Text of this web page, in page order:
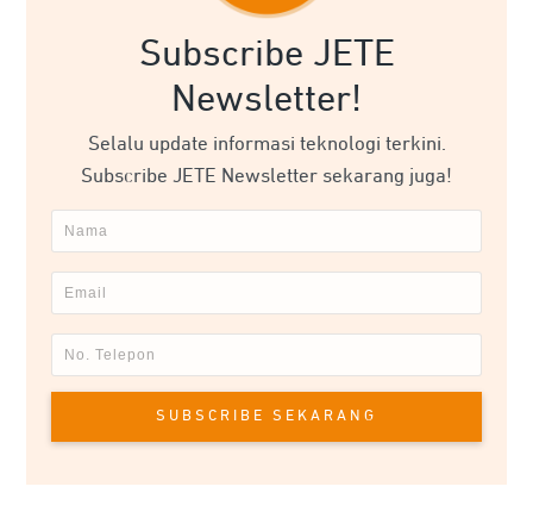
Subscribe JETE
Newsletter!
Selalu update informasi teknologi terkini.
Subscribe JETE Newsletter sekarang juga!
SUBSCRIBE SEKARANG